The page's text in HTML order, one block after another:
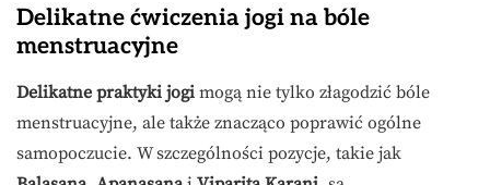
Delikatne ćwiczenia jogi na bóle
menstruacyjne
Delikatne praktyki jogi mogą nie tylko złagodzić bóle
menstruacyjne, ale także znacząco poprawić ogólne
samopoczucie. W szczególności pozycje, takie jak